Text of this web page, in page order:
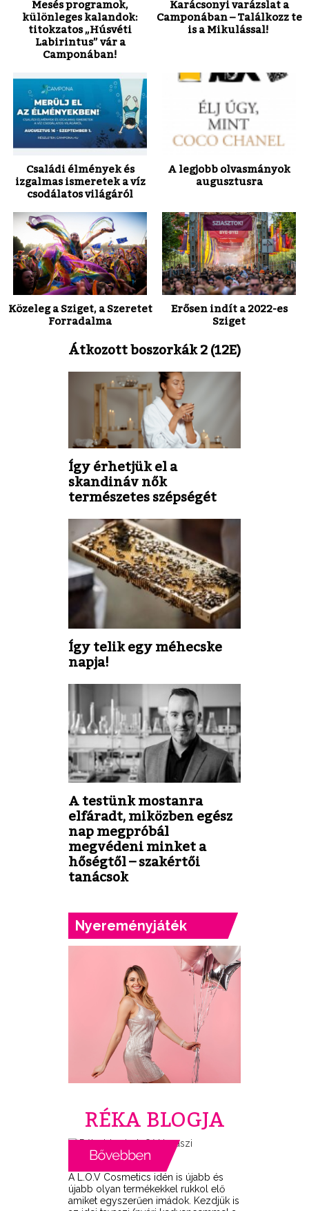
Mesés programok,
különleges kalandok:
titokzatos „Húsvéti
Labirintus” vár a
Camponában!
Karácsonyi varázslat a
Camponában – Találkozz te
is a Mikulással!
Családi élmények és
izgalmas ismeretek a víz
csodálatos világáról
A legjobb olvasmányok
augusztusra
Közeleg a Sziget, a Szeretet
Forradalma
Erősen indít a 2022-es
Sziget
Átkozott boszorkák 2 (12E)
Így érhetjük el a
skandináv nők
természetes szépségét
Így telik egy méhecske
napja!
A testünk mostanra
elfáradt, miközben egész
nap megpróbál
megvédeni minket a
hőségtől – szakértői
tanácsok
Nyereményjáték
RÉKA BLOGJA
A L.O.V Cosmetics idén is újabb és
újabb olyan termékekkel rukkol elő
amiket egyszerűen imádok. Kezdjük is